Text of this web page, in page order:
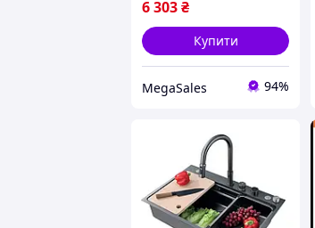
6 303₴
Купити
MegaSales 94%